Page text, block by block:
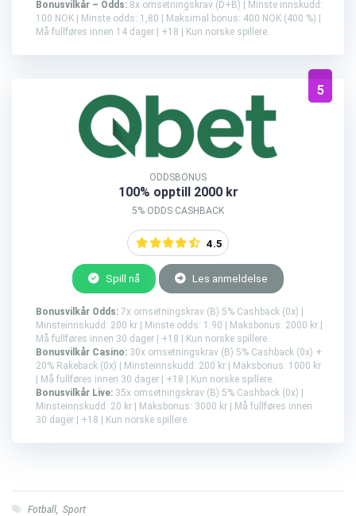
Bonusvilkår – Odds: 8x omsetningskrav (D+B) | Minste innskudd:
100 NOK | Minste odds: 1,80 | Maksimal bonus: 400 NOK (400 %) |
Må fullføres innen 14 dager | +18 | Kun norske spillere.
5
ODDSBONUS
100% opptill 2000 kr
5% ODDS CASHBACK
4.5
Spill nå Les anmeldelse
Bonusvilkår Odds: 7x omsetningskrav (B) 5% Cashback (0x) |
Minsteinnskudd: 200 kr | Minste odds: 1.90 | Maksbonus: 2000 kr |
Må fullføres innen 30 dager | +18 | Kun norske spillere.
Bonusvilkår Casino: 30x omsetningskrav (B) 5% Cashback (0x) +
20% Rakeback (0x) | Minsteinnskudd: 200 kr | Maksbonus: 1000 kr
| Må fullføres innen 30 dager | +18 | Kun norske spillere.
Bonusvilkår Live: 35x omsetningskrav (B) 5% Cashback (0x) |
Minsteinnskudd: 20 kr | Maksbonus: 3000 kr | Må fullføres innen
30 dager | +18 | Kun norske spillere.
Fotball, Sport